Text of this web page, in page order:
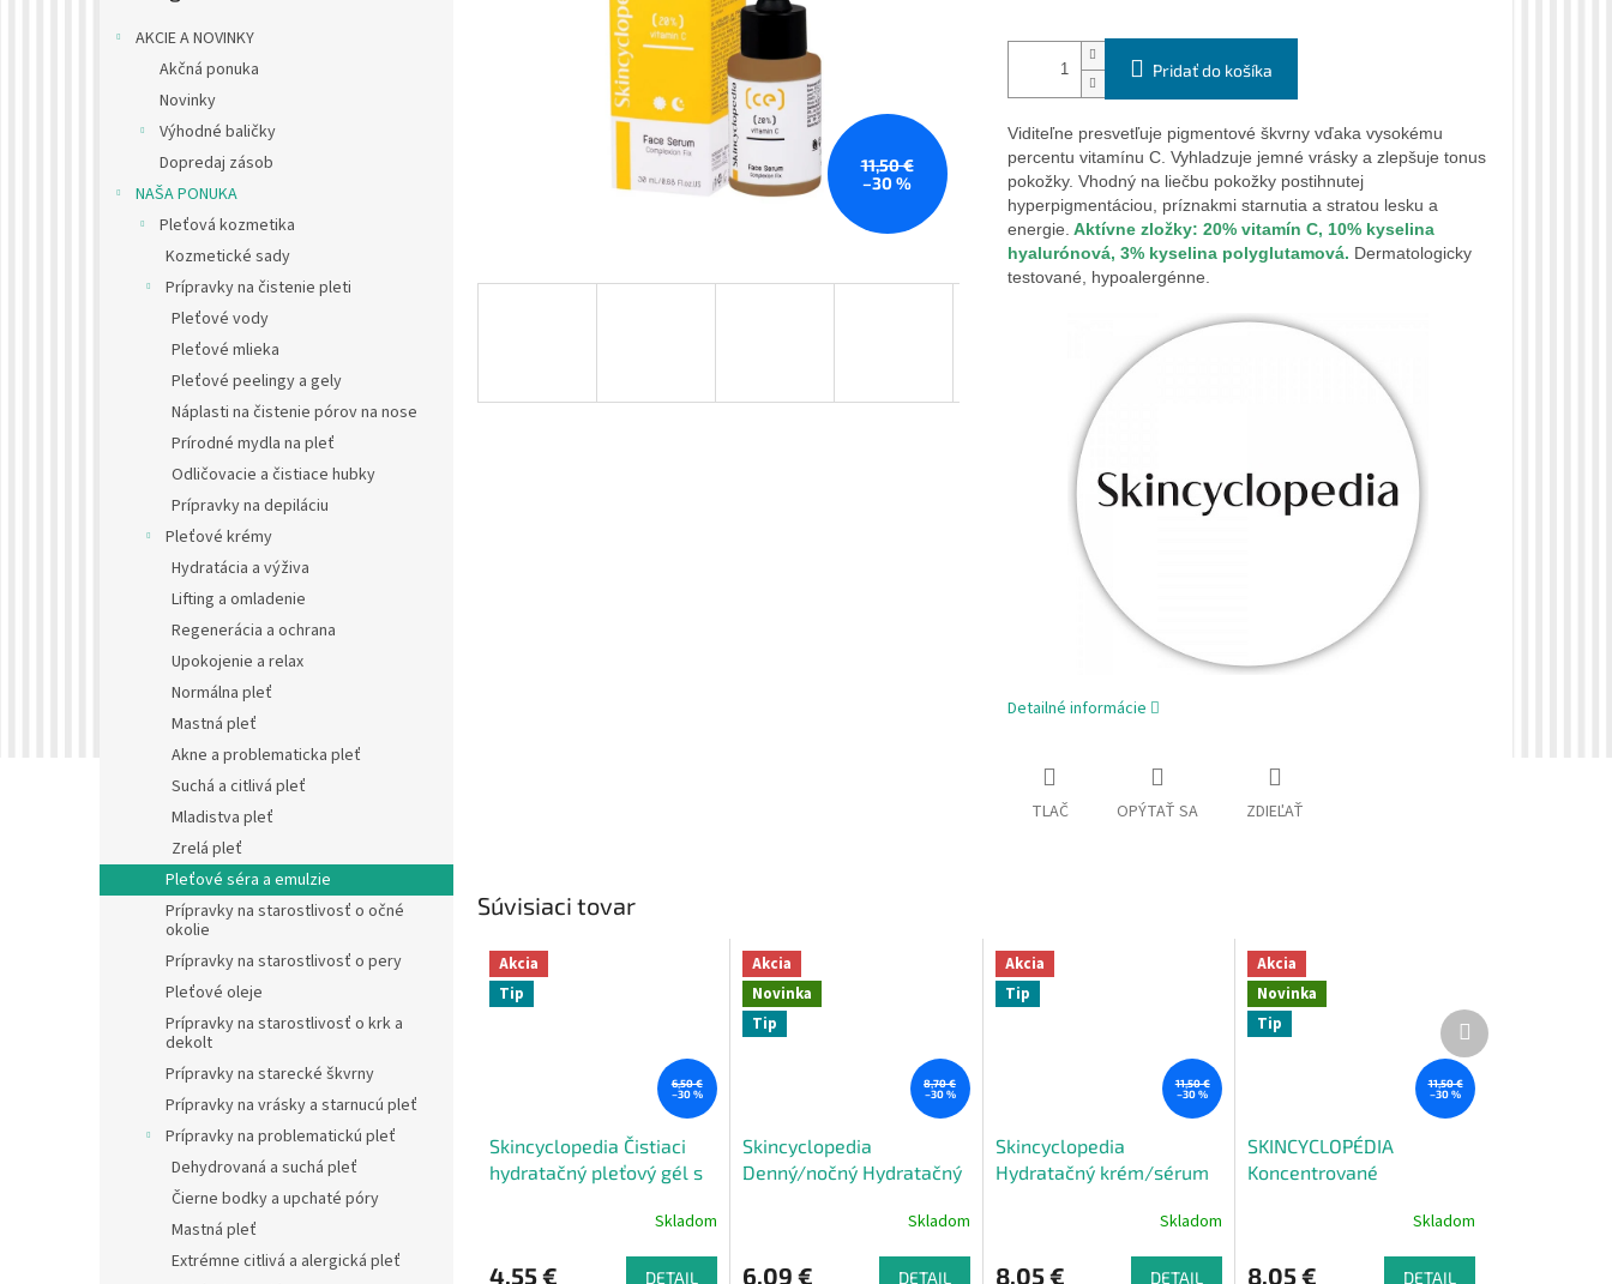
AKCIE A NOVINKY
Akčná ponuka
Novinky
Výhodné baličky
Dopredaj zásob
NAŠA PONUKA
Pleťová kozmetika
Kozmetické sady
Prípravky na čistenie pleti
Pleťové vody
Pleťové mlieka
Pleťové peelingy a gely
Náplasti na čistenie pórov na nose
Prírodné mydla na pleť
Odličovacie a čistiace hubky
Prípravky na depiláciu
Pleťové krémy
Hydratácia a výživa
Lifting a omladenie
Regenerácia a ochrana
Upokojenie a relax
Normálna pleť
Mastná pleť
Akne a problematicka pleť
Suchá a citlivá pleť
Mladistva pleť
Zrelá pleť
Pleťové séra a emulzie
Prípravky na starostlivosť o očné
okolie
Prípravky na starostlivosť o pery
Pleťové oleje
Prípravky na starostlivosť o krk a
dekolt
Prípravky na starecké škvrny
Prípravky na vrásky a starnucú pleť
Prípravky na problematickú pleť
Dehydrovaná a suchá pleť
Čierne bodky a upchaté póry
Mastná pleť
Extrémne citlivá a alergická pleť
11,50 €
–30 %
Pridať do košíka
Viditeľne presvetľuje pigmentové škvrny vďaka vysokému
percentu vitamínu C. Vyhladzuje jemné vrásky a zlepšuje tonus
pokožky. Vhodný na liečbu pokožky postihnutej
hyperpigmentáciou, príznakmi starnutia a stratou lesku a
energie. Aktívne zložky: 20% vitamín C, 10% kyselina
hyalurónová, 3% kyselina polyglutamová. Dermatologicky
testované, hypoalergénne.
Detailné informácie
TLAČ OPÝTAŤ SA ZDIEĽAŤ
Súvisiaci tovar
Akcia
Tip
6,50 €
–30 %
Skincyclopedia Čistiaci
hydratačný pleťový gél s
Skladom
4,55 € DETAIL
Akcia
Novinka
Tip
8,70 €
–30 %
Skincyclopedia
Denný/nočný Hydratačný
ceramidmi 50 ml
Skladom
6,09 € DETAIL
Akcia
Tip
11,50 €
–30 %
Skincyclopedia
Hydratačný krém/sérum
hyalurónovou 30 mlSkladom
8,05 € DETAIL
Akcia
Novinka
Tip
11,50 €
–30 %
SKINCYCLOPÉDIA
Koncentrované
polyglutamová 30 ml
Skladom
8,05 € DETAIL
Ďalší
produkt